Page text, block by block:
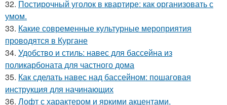
32. Постирочный уголок в квартире: как организовать с
умом.
33. Какие современные культурные мероприятия
проводятся в Кургане
34. Удобство и стиль: навес для бассейна из
поликарбоната для частного дома
35. Как сделать навес над бассейном: пошаговая
инструкция для начинающих
36. Лофт с характером и яркими акцентами.